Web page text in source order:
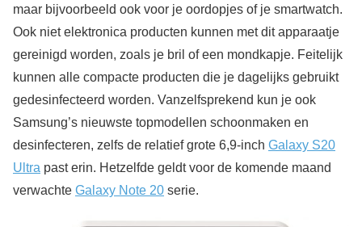
maar bijvoorbeeld ook voor je oordopjes of je smartwatch.
Ook niet elektronica producten kunnen met dit apparaatje
gereinigd worden, zoals je bril of een mondkapje. Feitelijk
kunnen alle compacte producten die je dagelijks gebruikt
gedesinfecteerd worden. Vanzelfsprekend kun je ook
Samsung’s nieuwste topmodellen schoonmaken en
desinfecteren, zelfs de relatief grote 6,9-inch Galaxy S20
Ultra past erin. Hetzelfde geldt voor de komende maand
verwachte Galaxy Note 20 serie.